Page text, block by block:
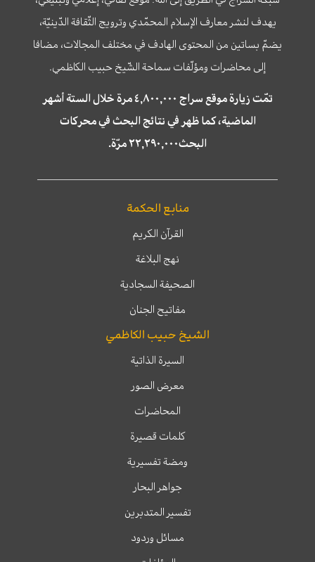
يهدف لنشر معارف الإسلام المحمّدي وترويج الثّقافة الدّينيّة،
يضمّ بساتين من المحتوى الهادف في مختلف المجالات، مضافا
إلى محاضرات ومؤلّفات سماحة الشّيخ حبيب الكاظمي.
تمّت زيارة موقع سراج ٤,٨٠٠,٠٠٠ مرة خلال الستة أشهر
الماضية، كما ظهر في نتائج البحث في محركات
البحث٢٢,٢٩٠,٠٠٠ مرّة.
منابع الحكمة
القرآن الكريم
نهج البلاغة
الصحيفة السجادية
مفاتيح الجنان
الشيخ حبيب الكاظمي
السيرة الذاتية
معرض الصور
المحاضرات
كلمات قصيرة
ومضة تفسيرية
جواهر البحار
تفسير المتدبرين
مسائل وردود